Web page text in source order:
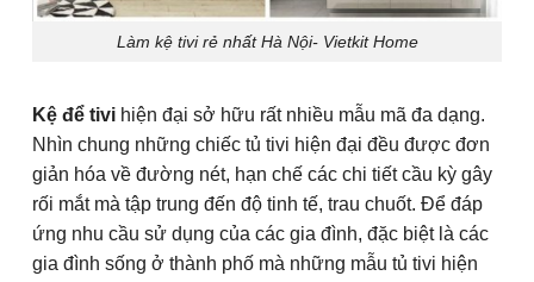
Làm kệ tivi rẻ nhất Hà Nội- Vietkit Home
Kệ để tivi hiện đại sở hữu rất nhiều mẫu mã đa dạng.
Nhìn chung những chiếc tủ tivi hiện đại đều được đơn
giản hóa về đường nét, hạn chế các chi tiết cầu kỳ gây
rối mắt mà tập trung đến độ tinh tế, trau chuốt. Để đáp
ứng nhu cầu sử dụng của các gia đình, đặc biệt là các
gia đình sống ở thành phố mà những mẫu tủ tivi hiện